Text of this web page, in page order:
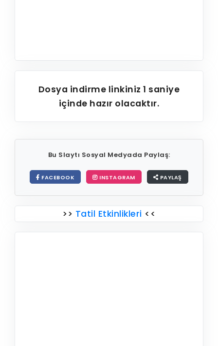
Dosya indirme linkiniz1 saniye
içinde hazır olacaktır.
Bu Slaytı Sosyal Medyada Paylaş:
FACEBOOK INSTAGRAM PAYLAŞ
>> Tatil Etkinlikleri <<